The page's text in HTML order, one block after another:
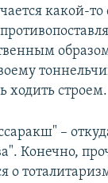
какой-
ходить строем.
–
Конечно,
о